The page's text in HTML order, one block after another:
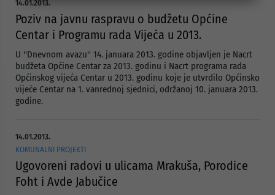
14.01.2013.
Poziv na javnu raspravu o budžetu Općine
Centar i Programu rada Vijeća u 2013.
U ''Dnevnom avazu'' 14. januara 2013. godine objavljen je Nacrt
budžeta Općine Centar za 2013. godinu i Nacrt programa rada
Općinskog vijeća Centar u 2013. godinu koje je utvrdilo Općinsko
vijeće Centar na 1. vanrednoj sjednici, održanoj 10. januara 2013.
godine.
14.01.2013.
KOMUNALNI PROJEKTI
Ugovoreni radovi u ulicama Mrakuša, Porodice
Foht i Avde Jabučice